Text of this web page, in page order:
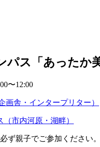
パス「あったか
〜12:00
画舎・インタープリター）
市内河原・湖畔）
ず親子でご参加ください